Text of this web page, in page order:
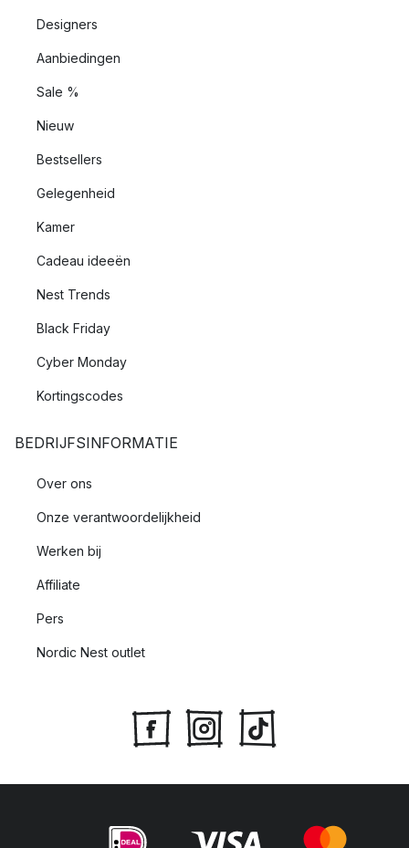
Designers
Aanbiedingen
Sale %
Nieuw
Bestsellers
Gelegenheid
Kamer
Cadeau ideeën
Nest Trends
Black Friday
Cyber Monday
Kortingscodes
BEDRIJFSINFORMATIE
Over ons
Onze verantwoordelijkheid
Werken bij
Affiliate
Pers
Nordic Nest outlet